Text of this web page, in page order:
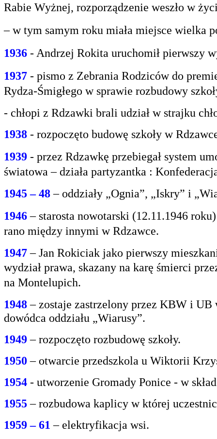
Rabie Wyżnej, rozporządzenie weszło w
– w tym samym roku miała miejsce wielka
1936 - Andrzej Rokita uruchomił pierwszy
1937 - pismo z Zebrania Rodziców do
Rydza-Śmigłego w sprawie rozbudowy
- chłopi z Rdzawki brali udział w strajku
1938 - rozpoczęto budowę szkoły w
1939 - przez Rdzawkę przebiegał system
światowa – działa partyzantka :
1945 – 48– oddziały „Ognia”, „Iskry” i
1946– starosta nowotarski (12.11.1946
rano między innymi w Rdzawce.
1947 – Jan Rokiciak jako pierwszy
wydział prawa, skazany na karę śmierci
na Montelupich.
1948– zostaje zastrzelony przez KBW i
dowódca oddziału „Wiarusy”.
1949 – rozpoczęto rozbudowę szkoły.
1950 – otwarcie przedszkola u Wiktorii
1954 - utworzenie Gromady Ponice - w
1955 – rozbudowa kaplicy w której
1959 – 61 – elektryfikacja wsi.